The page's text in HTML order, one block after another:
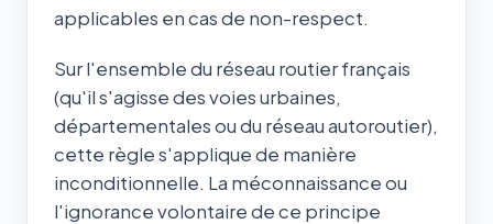
applicables en cas de non-respect.
Sur l'ensemble du réseau routier français
(qu'il s'agisse des voies urbaines,
départementales ou du réseau autoroutier),
cette règle s'applique de manière
inconditionnelle. La méconnaissance ou
l'ignorance volontaire de ce principe